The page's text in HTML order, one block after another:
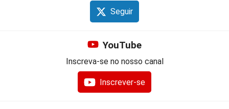
Seguir
YouTube
Inscreva-se no nosso canal
Inscrever-se